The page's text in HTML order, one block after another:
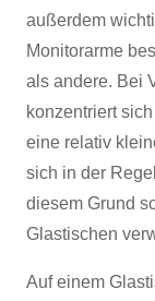
außerdem
Monitorarme
als andere. Bei
konzentriert
eine relativ
sich in der
diesem Grund
Glastischen
Auf einem